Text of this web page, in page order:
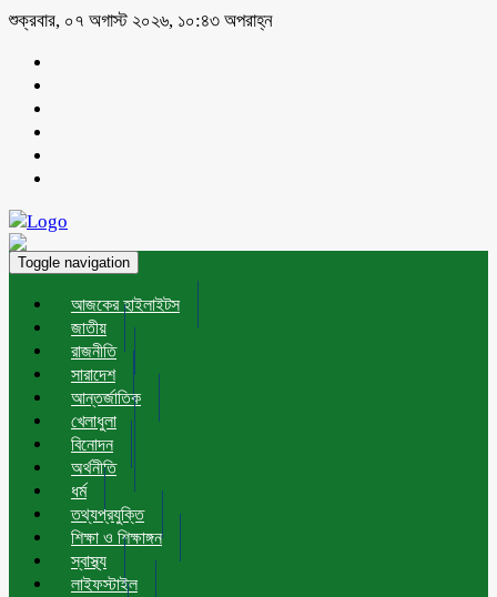
শুক্রবার, ০৭ অগাস্ট ২০২৬, ১০:৪৩ অপরাহ্ন
Toggle navigation
আজকের হাইলাইটস
জাতীয়
রাজনীতি
সারাদেশ
আন্তর্জাতিক
খেলাধুলা
বিনোদন
অর্থনীতি
ধর্ম
তথ্যপ্রযুক্তি
শিক্ষা ও শিক্ষাঙ্গন
স্বাস্থ্য
লাইফস্টাইল